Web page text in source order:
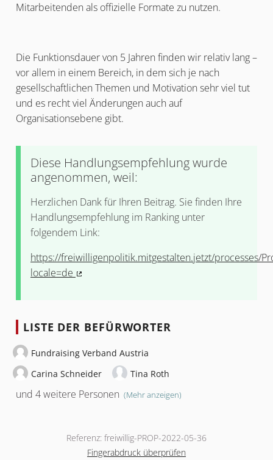
Mitarbeitenden als offizielle Formate zu nutzen.
Die Funktionsdauer von 5 Jahren finden wir relativ lang –
vor allem in einem Bereich, in dem sich je nach
gesellschaftlichen Themen und Motivation sehr viel tut
und es recht viel Änderungen auch auf
Organisationsebene gibt.
Diese Handlungsempfehlung wurde
angenommen, weil:
Herzlichen Dank für Ihren Beitrag. Sie finden Ihre
Handlungsempfehlung im Ranking unter
folgendem Link:
https://freiwilligenpolitik.mitgestalten.jetzt/processes/
locale=de
LISTE DER BEFÜRWORTER
Fundraising Verband Austria
Carina Schneider
Tina Roth
und 4 weitere Personen (Mehr anzeigen)
Referenz: freiwillig-PROP-2022-05-36
Fingerabdruck überprüfen